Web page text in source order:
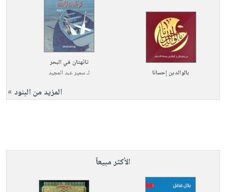
بالوالدين إحسانا
تائهتان في البحر
لـسمير عبد المجيد
المزيد من البنود »
الأكثر مبيعاً